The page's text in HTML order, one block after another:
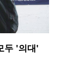
두 '의대'